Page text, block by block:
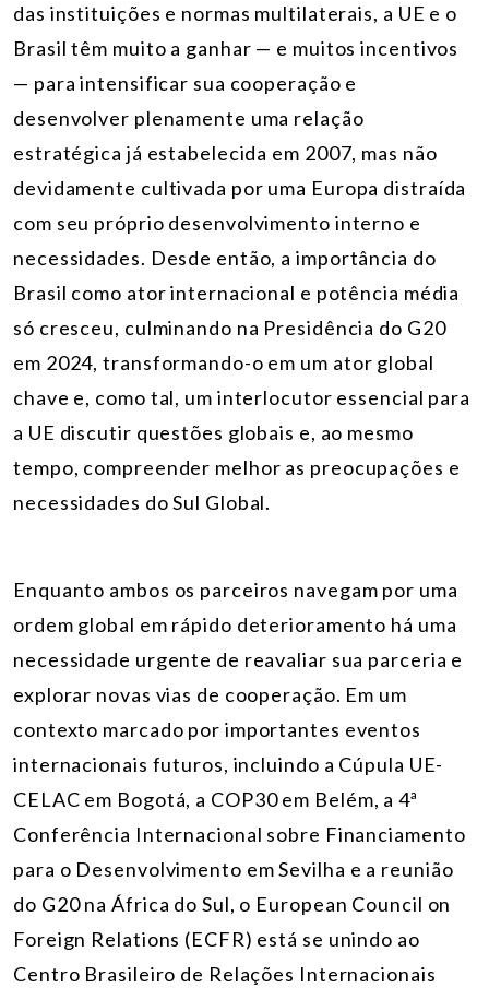
das instituições e normas multilaterais, a UE e o
Brasil têm muito a ganhar — e muitos incentivos
— para intensificar sua cooperação e
desenvolver plenamente uma relação
estratégica já estabelecida em 2007, mas não
devidamente cultivada por uma Europa distraída
com seu próprio desenvolvimento interno e
necessidades. Desde então, a importância do
Brasil como ator internacional e potência média
só cresceu, culminando na Presidência do G20
em 2024, transformando-o em um ator global
chave e, como tal, um interlocutor essencial para
a UE discutir questões globais e, ao mesmo
tempo, compreender melhor as preocupações e
necessidades do Sul Global.
Enquanto ambos os parceiros navegam por uma
ordem global em rápido deterioramento há uma
necessidade urgente de reavaliar sua parceria e
explorar novas vias de cooperação. Em um
contexto marcado por importantes eventos
internacionais futuros, incluindo a Cúpula UE-
CELAC em Bogotá, a COP30 em Belém, a 4ª
Conferência Internacional sobre Financiamento
para o Desenvolvimento em Sevilha e a reunião
do G20 na África do Sul, o European Council on
Foreign Relations (ECFR) está se unindo ao
Centro Brasileiro de Relações Internacionais